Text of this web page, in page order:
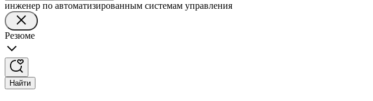
инженер по автоматизированным системам управления
Резюме
Найти